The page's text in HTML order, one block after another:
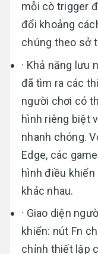
mỗi cò trigger
đổi khoảng
chúng theo sở
· Khả năng lưu
đã tìm ra các
người chơi có
hình riêng biệt
nhanh chóng.
Edge, các
hình điều
khác nhau.
· Giao diện
khiển: nút Fn
chỉnh thiết lập